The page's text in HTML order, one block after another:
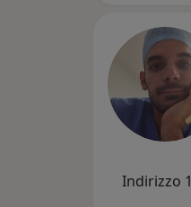
Indirizzo 1